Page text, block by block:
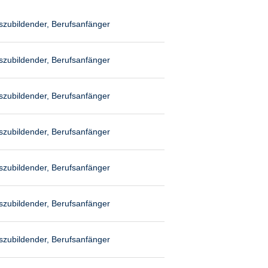
Berufsanfänger
Berufsanfänger
Berufsanfänger
Berufsanfänger
Berufsanfänger
Berufsanfänger
Berufsanfänger